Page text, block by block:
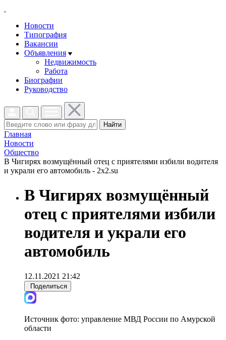
Новости
Типография
Вакансии
Объявления
Недвижимость
Работа
Биографии
Руководство
Найти
Главная
Новости
Общество
В Чигирях возмущённый отец с приятелями избили водителя
и украли его автомобиль - 2x2.su
В Чигирях возмущённый
отец с приятелями избили
водителя и украли его
автомобиль
12.11.2021 21:42
Поделиться
Источник фото: управление МВД России по Амурской
области